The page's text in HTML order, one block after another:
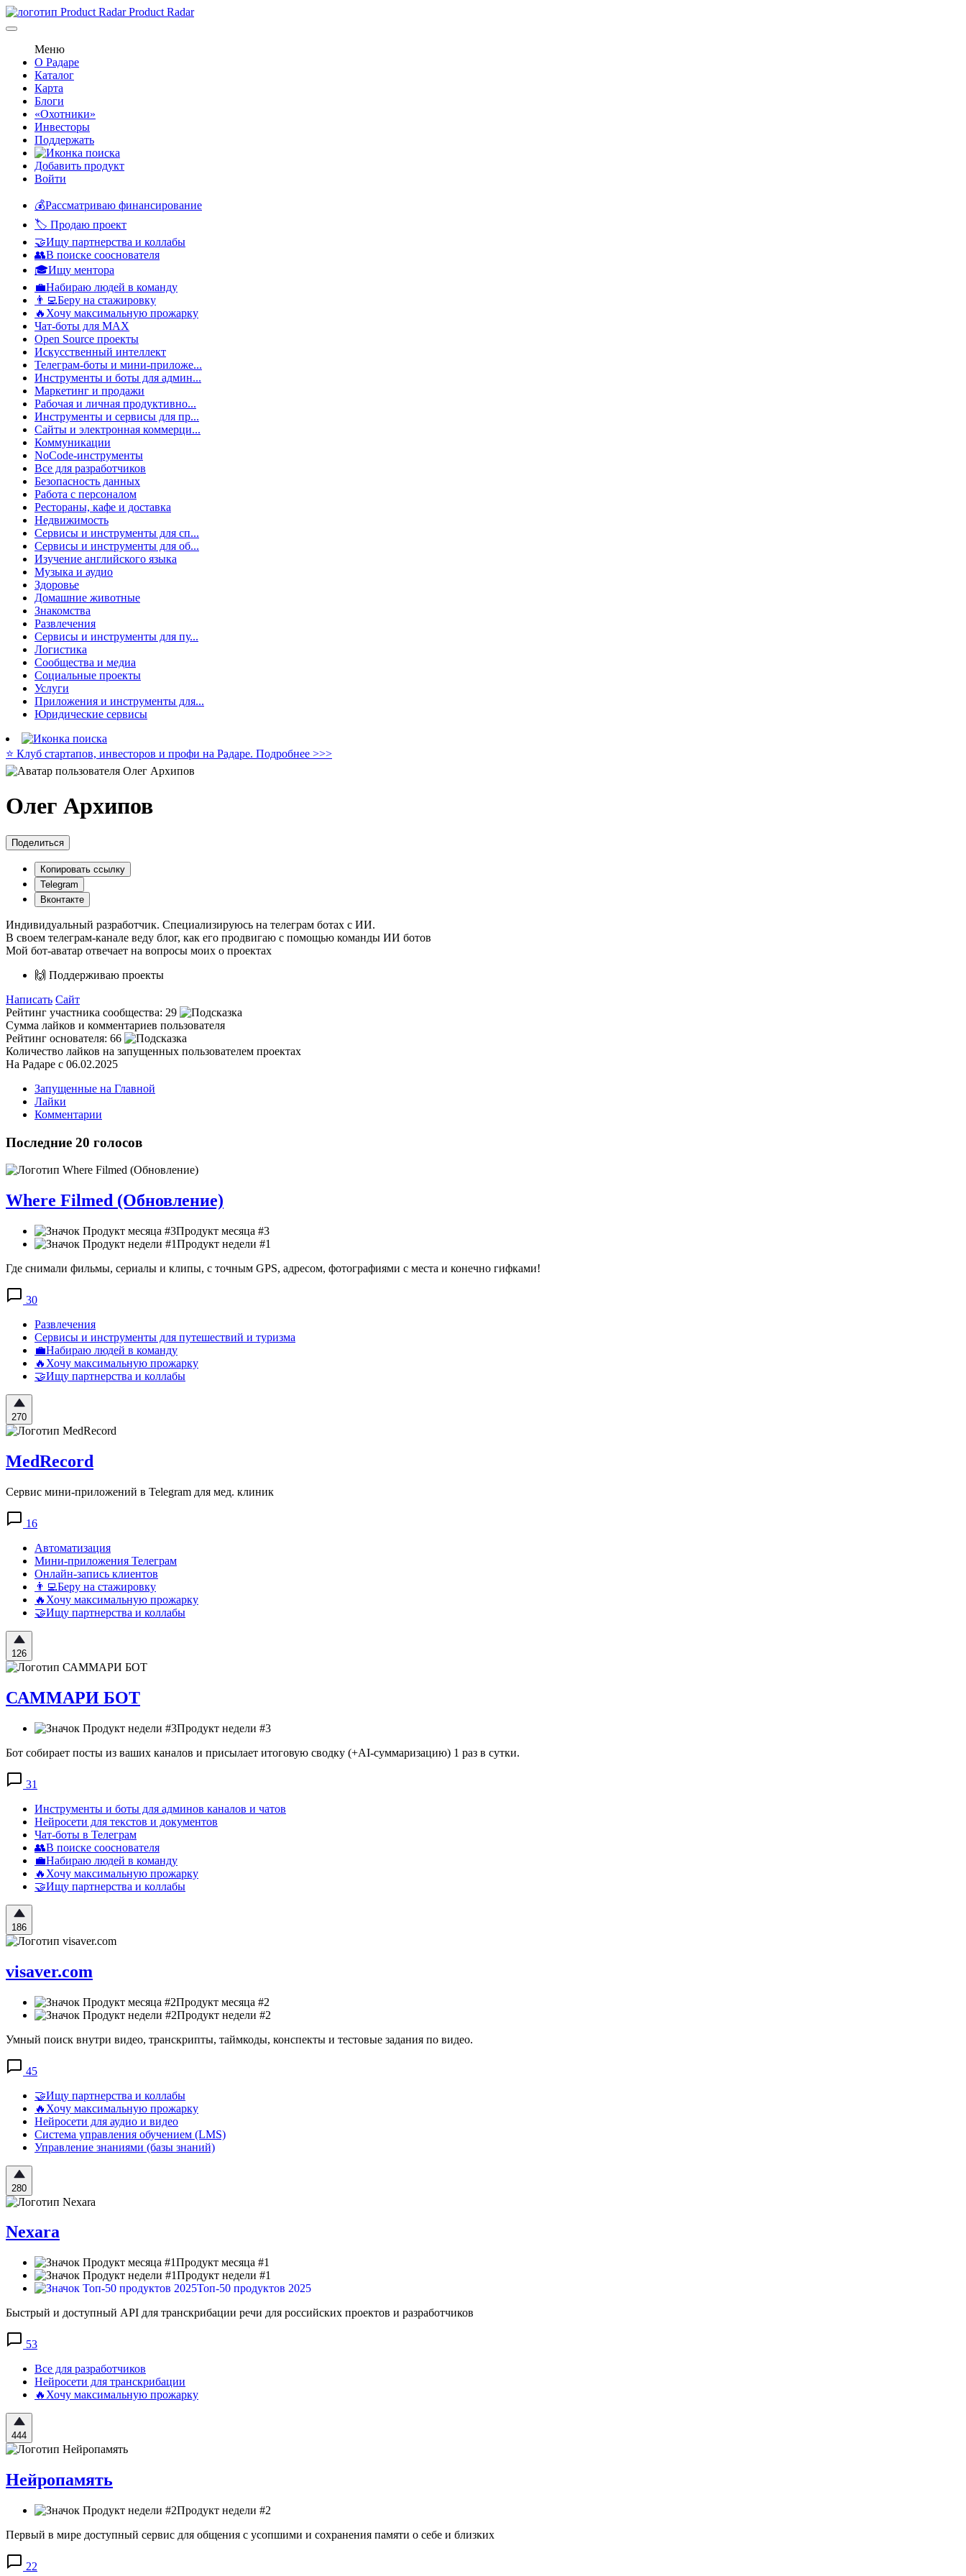
Product Radar
Меню
О Радаре
Каталог
Карта
Блоги
«Охотники»
Инвесторы
Поддержать
Добавить продукт
Войти
💰Рассматриваю финансирование
🏷️ Продаю проект
🤝Ищу партнерства и коллабы
👥В поиске сооснователя
🎓Ищу ментора
💼Набираю людей в команду
👨‍💻Беру на стажировку
🔥Хочу максимальную прожарку
Чат-боты для MAX
Open Source проекты
Искусственный интеллект
Телеграм-боты и мини-приложе...
Инструменты и боты для админ...
Маркетинг и продажи
Рабочая и личная продуктивно...
Инструменты и сервисы для пр...
Сайты и электронная коммерци...
Коммуникации
NoCode-инструменты
Все для разработчиков
Безопасность данных
Работа с персоналом
Рестораны, кафе и доставка
Недвижимость
Сервисы и инструменты для сп...
Сервисы и инструменты для об...
Изучение английского языка
Музыка и аудио
Здоровье
Домашние животные
Знакомства
Развлечения
Сервисы и инструменты для пу...
Логистика
Сообщества и медиа
Социальные проекты
Услуги
Приложения и инструменты для...
Юридические сервисы
⭐️ Клуб стартапов, инвесторов и профи на Радаре. Подробнее >>>
Олег Архипов
Поделиться
Копировать ссылку
Telegram
Вконтакте
Индивидуальный разработчик. Специализируюсь на телеграм ботах с ИИ.
В своем телеграм-канале веду блог, как его продвигаю с помощью команды ИИ ботов
Мой бот-аватар отвечает на вопросы моих о проектах
🙌 Поддерживаю проекты
Написать Сайт
Рейтинг участника сообщества: 29
Сумма лайков и комментариев пользователя
Рейтинг основателя: 66
Количество лайков на запущенных пользователем проектах
На Радаре с 06.02.2025
Запущенные на Главной
Лайки
Комментарии
Последние 20 голосов
Where Filmed (Обновление)
Продукт месяца #3
Продукт недели #1
Где снимали фильмы, сериалы и клипы, с точным GPS, адресом, фотографиями с места и конечно гифками!
30
Развлечения
Сервисы и инструменты для путешествий и туризма
💼Набираю людей в команду
🔥Хочу максимальную прожарку
🤝Ищу партнерства и коллабы
270
MedRecord
Сервис мини-приложений в Telegram для мед. клиник
16
Автоматизация
Мини-приложения Телеграм
Онлайн-запись клиентов
👨‍💻Беру на стажировку
🔥Хочу максимальную прожарку
🤝Ищу партнерства и коллабы
126
САММАРИ БОТ
Продукт недели #3
Бот собирает посты из ваших каналов и присылает итоговую сводку (+AI-суммаризацию) 1 раз в сутки.
31
Инструменты и боты для админов каналов и чатов
Нейросети для текстов и документов
Чат-боты в Телеграм
👥В поиске сооснователя
💼Набираю людей в команду
🔥Хочу максимальную прожарку
🤝Ищу партнерства и коллабы
186
visaver.com
Продукт месяца #2
Продукт недели #2
Умный поиск внутри видео, транскрипты, таймкоды, конспекты и тестовые задания по видео.
45
🤝Ищу партнерства и коллабы
🔥Хочу максимальную прожарку
Нейросети для аудио и видео
Система управления обучением (LMS)
Управление знаниями (базы знаний)
280
Nexara
Продукт месяца #1
Продукт недели #1
Топ-50 продуктов 2025
Быстрый и доступный API для транскрибации речи для российских проектов и разработчиков
53
Все для разработчиков
Нейросети для транскрибации
🔥Хочу максимальную прожарку
444
Нейропамять
Продукт недели #2
Первый в мире доступный сервис для общения с усопшими и сохранения памяти о себе и близких
22